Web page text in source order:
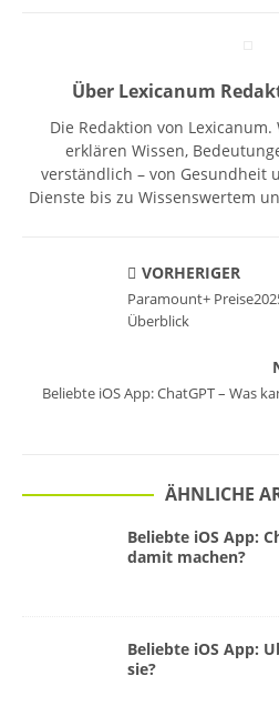
Über Lexicanum
Die Redaktion von
erklären Wissen,
verständlich – von Gesundheit
Dienste bis zu Wissenswertem
VORHERIGER
Paramount+
Überblick
Beliebte iOS App: ChatGPT – Was
ÄHNLICHE
Beliebte iOS App:
damit machen?
Beliebte iOS App:
sie?